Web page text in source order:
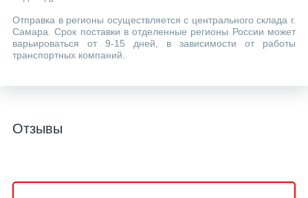
Отправка в регионы осуществляется с центрального склада г.
Самара. Срок поставки в отделенные регионы России может
варьироваться от 9-15 дней, в зависимости от работы
транспортных компаний.
Отзывы